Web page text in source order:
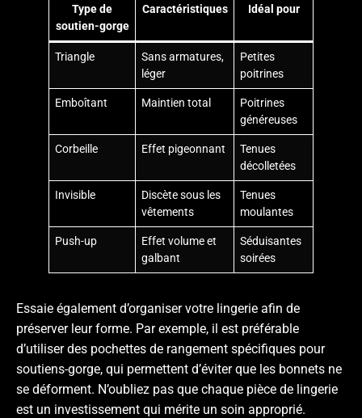
Type de
soutien-gorge
Caractéristiques Idéal pour
Triangle
Sans armatures,
léger
Petites
poitrines
Emboîtant Maintien total
Poitrines
généreuses
Corbeille Effet pigeonnant
Tenues
décolletées
Invisible
Discète sous les
vêtements
Tenues
moulantes
Push-up
Effet volume et
galbant
Séduisantes
soirées
Essaie également d’organiser votre lingerie afin de
préserver leur forme. Par exemple, il est préférable
d’utiliser des pochettes de rangement spécifiques pour
soutiens-gorge, qui permettent d’éviter que les bonnets ne
se déforment. N’oubliez pas que chaque pièce de lingerie
est un investissement qui mérite un soin approprié.